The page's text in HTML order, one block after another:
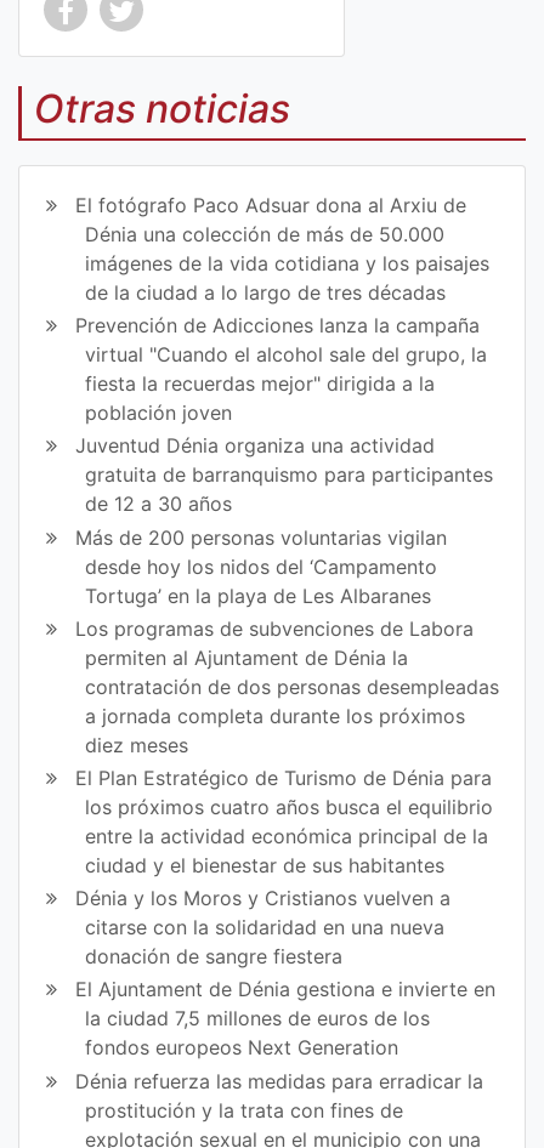
Co
mp
art
en
Fa
ce
bo
ok
Co
mp
art
ir
en
Tw
itt
er
Otras noticias
El fotógrafo Paco Adsuar dona al Arxiu de
Dénia una colección de más de 50.000
imágenes de la vida cotidiana y los paisajes
de la ciudad a lo largo de tres décadas
Prevención de Adicciones lanza la campaña
virtual "Cuando el alcohol sale del grupo, la
fiesta la recuerdas mejor" dirigida a la
población joven
Juventud Dénia organiza una actividad
gratuita de barranquismo para participantes
de 12 a 30 años
Más de 200 personas voluntarias vigilan
desde hoy los nidos del ‘Campamento
Tortuga’ en la playa de Les Albaranes
Los programas de subvenciones de Labora
permiten al Ajuntament de Dénia la
contratación de dos personas desempleadas
a jornada completa durante los próximos
diez meses
El Plan Estratégico de Turismo de Dénia para
los próximos cuatro años busca el equilibrio
entre la actividad económica principal de la
ciudad y el bienestar de sus habitantes
Dénia y los Moros y Cristianos vuelven a
citarse con la solidaridad en una nueva
donación de sangre fiestera
El Ajuntament de Dénia gestiona e invierte en
la ciudad 7,5 millones de euros de los
fondos europeos Next Generation
Dénia refuerza las medidas para erradicar la
prostitución y la trata con fines de
explotación sexual en el municipio con una